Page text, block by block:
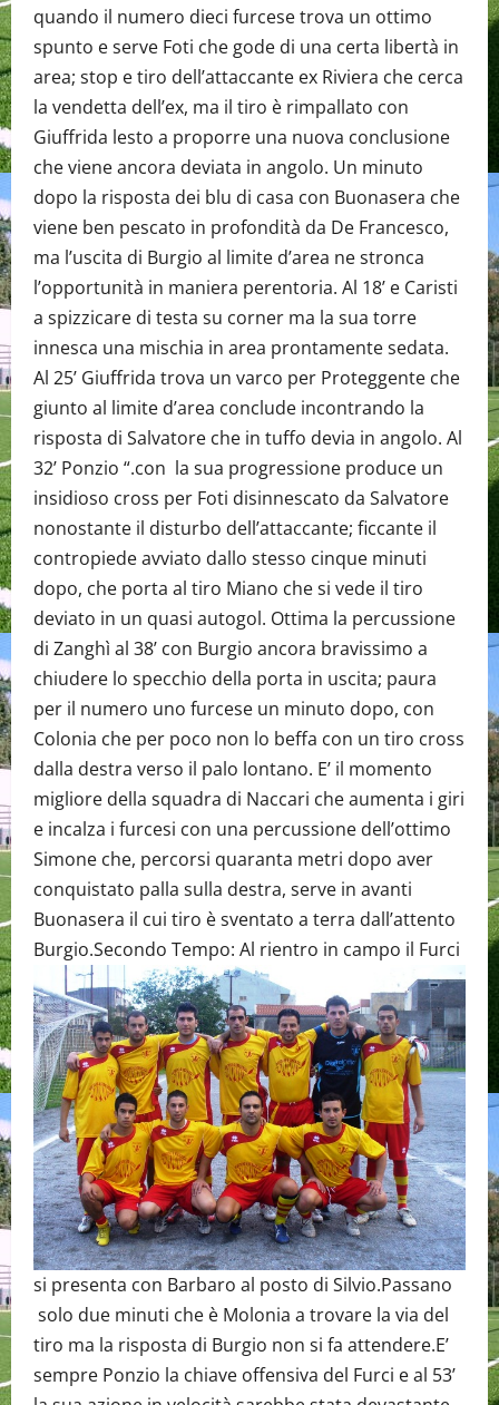
quando il numero dieci furcese trova un ottimo
spunto e serve Foti che gode di una certa libertà in
area; stop e tiro dell’attaccante ex Riviera che cerca
la vendetta dell’ex, ma il tiro è rimpallato con
Giuffrida lesto a proporre una nuova conclusione
che viene ancora deviata in angolo. Un minuto
dopo la risposta dei blu di casa con Buonasera che
viene ben pescato in profondità da De Francesco,
ma l’uscita di Burgio al limite d’area ne stronca
l’opportunità in maniera perentoria. Al 18’ e Caristi
a spizzicare di testa su corner ma la sua torre
innesca una mischia in area prontamente sedata.
Al 25’ Giuffrida trova un varco per Proteggente che
giunto al limite d’area conclude incontrando la
risposta di Salvatore che in tuffo devia in angolo. Al
32’ Ponzio “.con la sua progressione produce un
insidioso cross per Foti disinnescato da Salvatore
nonostante il disturbo dell’attaccante; ficcante il
contropiede avviato dallo stesso cinque minuti
dopo, che porta al tiro Miano che si vede il tiro
deviato in un quasi autogol. Ottima la percussione
di Zanghì al 38’ con Burgio ancora bravissimo a
chiudere lo specchio della porta in uscita; paura
per il numero uno furcese un minuto dopo, con
Colonia che per poco non lo beffa con un tiro cross
dalla destra verso il palo lontano. E’ il momento
migliore della squadra di Naccari che aumenta i giri
e incalza i furcesi con una percussione dell’ottimo
Simone che, percorsi quaranta metri dopo aver
conquistato palla sulla destra, serve in avanti
Buonasera il cui tiro è sventato a terra dall’attento
Burgio.Secondo Tempo: Al rientro in campo il Furci
si presenta con Barbaro al posto di Silvio.Passano
solo due minuti che è Molonia a trovare la via del
tiro ma la risposta di Burgio non si fa attendere.E’
sempre Ponzio la chiave offensiva del Furci e al 53’